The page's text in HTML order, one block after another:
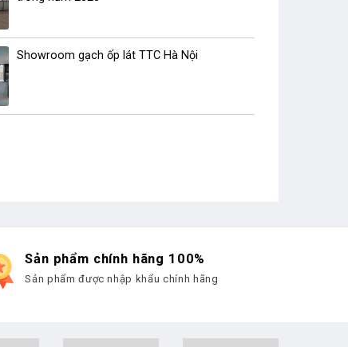
Showroom gạch ốp lát TTC Hà Nội
Sản phẩm chính hãng 100%
Sản phẩm được nhập khẩu chính hãng